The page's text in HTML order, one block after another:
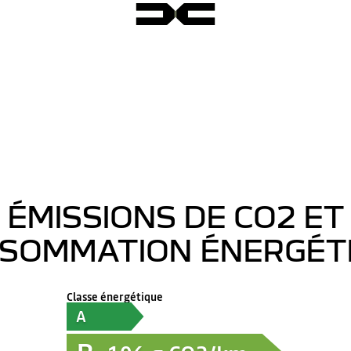
ÉMISSIONS DE CO2 ET
Classe énergétique
A